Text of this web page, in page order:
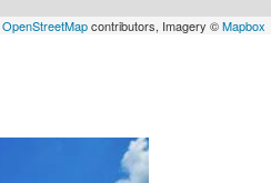
OpenStreetMapcontributors, Imagery ©Mapbox